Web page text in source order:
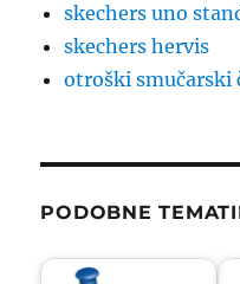
skechers uno
skechers hervis
otroški smučarski
PODOBNE